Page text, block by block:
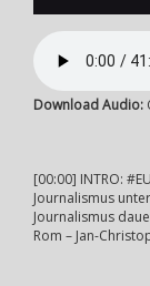
Download Audio:
[00:00] INTRO:
Journalismus
Journalismus
Rom – Jan-